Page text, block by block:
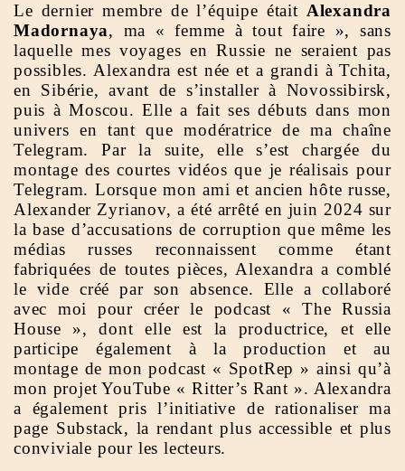
Le dernier membre de l’équipe était Alexandra
Madornaya, ma « femme à tout faire », sans
laquelle mes voyages en Russie ne seraient pas
possibles. Alexandra est née et a grandi à Tchita,
en Sibérie, avant de s’installer à Novossibirsk,
puis à Moscou. Elle a fait ses débuts dans mon
univers en tant que modératrice de ma chaîne
Telegram. Par la suite, elle s’est chargée du
montage des courtes vidéos que je réalisais pour
Telegram. Lorsque mon ami et ancien hôte russe,
Alexander Zyrianov, a été arrêté en juin 2024 sur
la base d’accusations de corruption que même les
médias russes reconnaissent comme étant
fabriquées de toutes pièces, Alexandra a comblé
le vide créé par son absence. Elle a collaboré
avec moi pour créer le podcast « The Russia
House », dont elle est la productrice, et elle
participe également à la production et au
montage de mon podcast « SpotRep » ainsi qu’à
mon projet YouTube « Ritter’s Rant ». Alexandra
a également pris l’initiative de rationaliser ma
page Substack, la rendant plus accessible et plus
conviviale pour les lecteurs.